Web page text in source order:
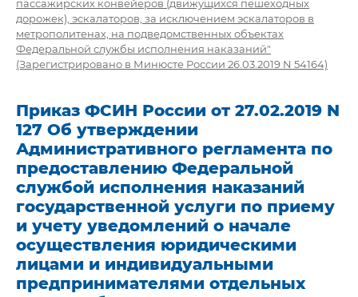
пассажирских конвейеров (движущихся пешеходных
дорожек), эскалаторов, за исключением эскалаторов в
метрополитенах, на подведомственных объектах
Федеральной службы исполнения наказаний"
(Зарегистрировано в Минюсте России 26.03.2019 N 54164)
Приказ ФСИН России от 27.02.2019 N
127 Об утверждении
Административного регламента по
предоставлению Федеральной
службой исполнения наказаний
государственной услуги по приему
и учету уведомлений о начале
осуществления юридическими
лицами и индивидуальными
предпринимателями отдельных